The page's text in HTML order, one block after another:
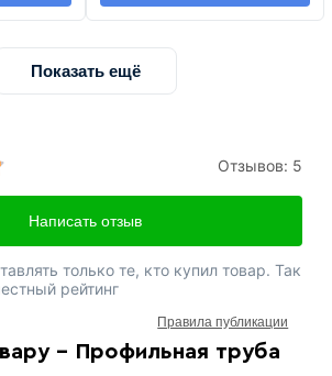
Показать ещё
- Профильная труба
Отзывов: 5
Написать отзыв
только те, кто купил товар. Так
рейтинг
Правила публикации